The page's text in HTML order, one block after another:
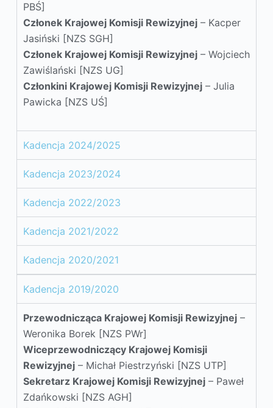
PBŚ]
Członek Krajowej Komisji Rewizyjnej– Kacper
Jasiński [NZS SGH]
Członek Krajowej Komisji Rewizyjnej– Wojciech
Zawiślański [NZS UG]
Członkini Krajowej Komisji Rewizyjnej– Julia
Pawicka [NZS UŚ]
Kadencja 2024/2025
Kadencja 2023/2024
Kadencja 2022/2023
Kadencja 2021/2022
Kadencja 2020/2021
Kadencja 2019/2020
Przewodnicząca Krajowej Komisji Rewizyjnej–
Weronika Borek [NZS PWr]
Wiceprzewodniczący Krajowej Komisji
Rewizyjnej– Michał Piestrzyński [NZS UTP]
Sekretarz Krajowej Komisji Rewizyjnej– Paweł
Zdańkowski [NZS AGH]